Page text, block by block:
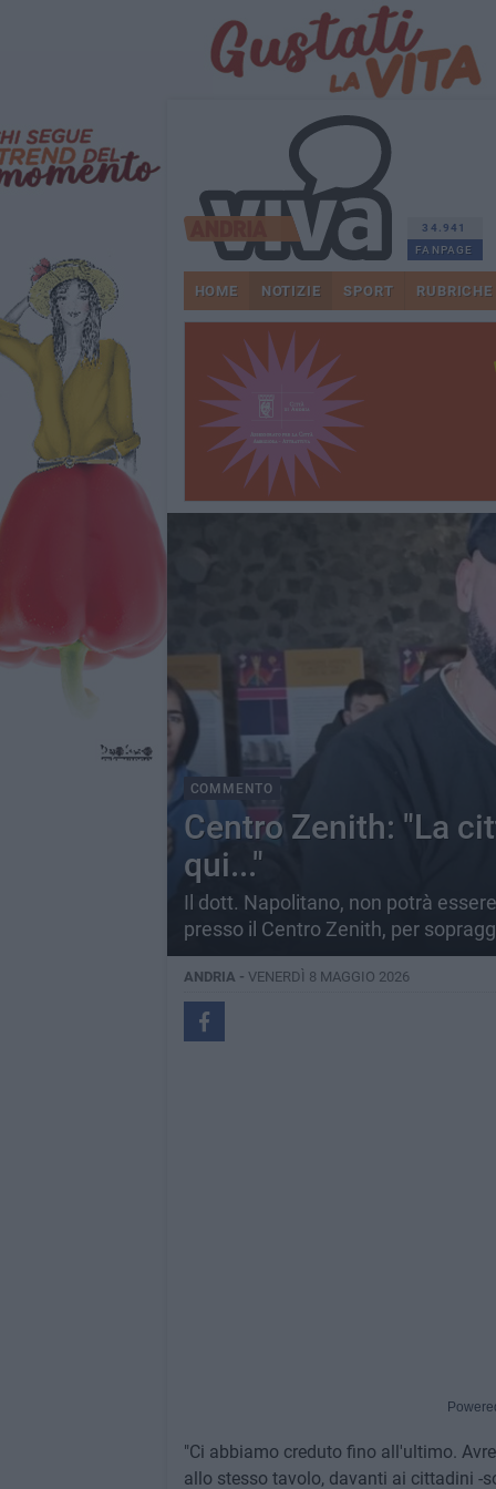
34.941
FANPAGE
HOME NOTIZIE SPORT RUBRICHE
COMMENTO
Centro Zenith: "La
qui..."
Il dott. Napolitano, non potrà
presso il Centro Zenith, per
ANDRIA - VENERDÌ 8 MAGGIO 2026
"Ci abbiamo creduto fino all'ultimo.
allo stesso tavolo, davanti ai cittadini -